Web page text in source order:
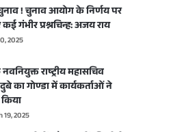
! चुनाव आयोग के निर्णय पर
गंभीर प्रश्नचिन्ह: अजय राय
2025
राष्ट्रीय महासचिव
का गोण्डा में कार्यकर्ताओं ने
19, 2025